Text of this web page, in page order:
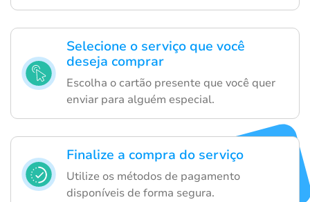
Selecione o serviço que você
deseja comprar
Escolha o cartão presente que você quer
enviar para alguém especial.
Finalize a compra do serviço
Utilize os métodos de pagamento
disponíveis de forma segura.